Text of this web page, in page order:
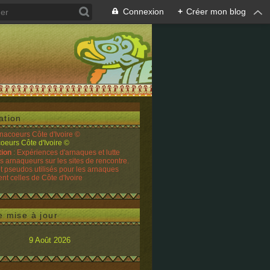
Connexion + Créer mon blog
Côte d'Ivoire ©
: Expériences d'arnaques et lutte
arnaqueurs sur les sites de rencontre.
pseudos utilisés pour les arnaques
celles de Côte d'Ivoire
mise à jour
9 Août 2026